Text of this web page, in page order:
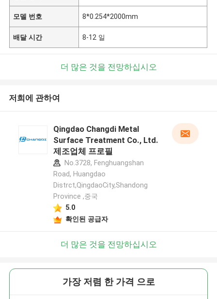
모델 번호 8*0.254*2000mm
배달 시간 8-12 일
더 많은 것을 전망하십시오
저희에 관하여
Qingdao Changdi Metal
Surface Treatment Co., Ltd.
제조업체 프로필
No.3728, Fenghuangshan
Road, Huangdao
Distrct,QingdaoCity,Shandong
Province ,중국
5.0
확인된 공급자
더 많은 것을 전망하십시오
가장 저렴 한 가격 으로